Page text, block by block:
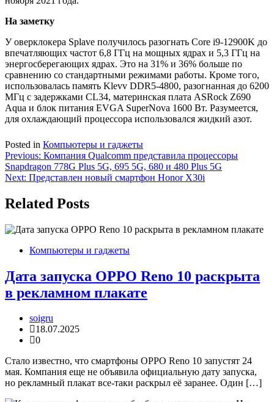
На заметку
У оверклокера Splave получилось разогнать Core i9-12900K до
впечатляющих частот 6,8 ГГц на мощных ядрах и 5,3 ГГц на
энергосберегающих ядрах. Это на 31% и 36% больше по
сравнению со стандартными режимами работы. Кроме того,
использовалась память Klevv DDR5-4800, разогнанная до 6200
МГц с задержками CL34, материнская плата ASRock Z690
Aqua и блок питания EVGA SuperNova 1600 Вт. Разумеется,
для охлаждающий процессора использовался жидкий азот.
Posted in Компьютеры и гаджеты
Навигация
по
Previous: Компания Qualcomm представила процессоры
Snapdragon 778G Plus 5G, 695 5G, 680 и 480 Plus 5G
Next: Представлен новый смартфон Honor X30i
Related Posts
Компьютеры и гаджеты
Дата запуска OPPO Reno 10 раскрыта
в рекламном плакате
soigru
18.07.2025
0
Стало известно, что смартфоны OPPO Reno 10 запустят 24
мая. Компания еще не объявила официальную дату запуска,
но рекламный плакат все-таки раскрыл её заранее. Один […]